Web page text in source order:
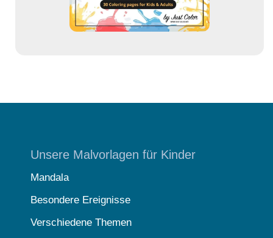
Unsere Malvorlagen für Kinder
Mandala
Besondere Ereignisse
Verschiedene Themen